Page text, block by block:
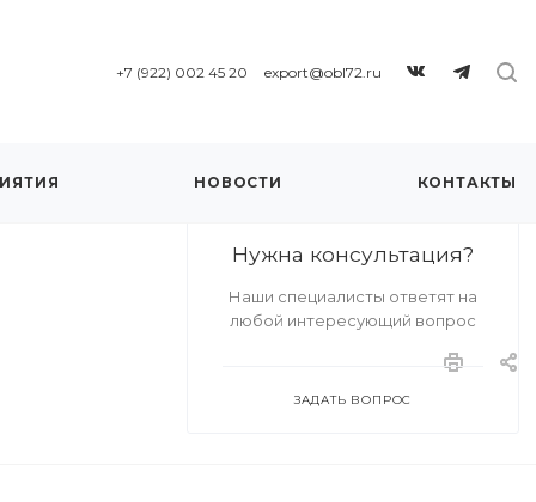
+7 (922) 002 45 20 export@obl72.ru
НОВОСТИ КОНТАКТЫ
Нужна консультация?
Наши специалисты ответят на
любой интересующий вопрос
ЗАДАТЬ ВОПРОС